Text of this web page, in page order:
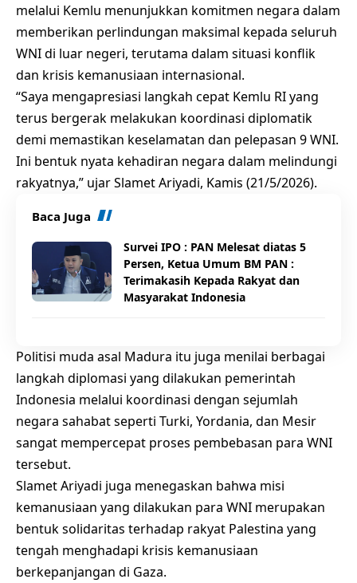
melalui Kemlu menunjukkan komitmen negara dalam
memberikan perlindungan maksimal kepada seluruh
WNI di luar negeri, terutama dalam situasi konflik
dan krisis kemanusiaan internasional.
“Saya mengapresiasi langkah cepat Kemlu RI yang
terus bergerak melakukan koordinasi diplomatik
demi memastikan keselamatan dan pelepasan 9 WNI.
Ini bentuk nyata kehadiran negara dalam melindungi
rakyatnya,” ujar Slamet Ariyadi, Kamis (21/5/2026).
Baca Juga
Survei IPO : PAN Melesat diatas 5
Persen, Ketua Umum BM PAN :
Terimakasih Kepada Rakyat dan
Masyarakat Indonesia
Politisi muda asal Madura itu juga menilai berbagai
langkah diplomasi yang dilakukan pemerintah
Indonesia melalui koordinasi dengan sejumlah
negara sahabat seperti Turki, Yordania, dan Mesir
sangat mempercepat proses pembebasan para WNI
tersebut.
Slamet Ariyadi juga menegaskan bahwa misi
kemanusiaan yang dilakukan para WNI merupakan
bentuk solidaritas terhadap rakyat Palestina yang
tengah menghadapi krisis kemanusiaan
berkepanjangan di Gaza.